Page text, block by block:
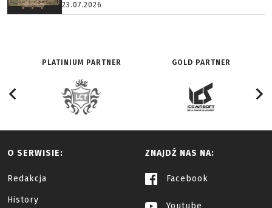
23.07.2026
PLATINIUM PARTNER GOLD PARTNER
O SERWISIE:
Redakcja
History
ZNAJDŹ NAS NA:
Facebook
Youtube